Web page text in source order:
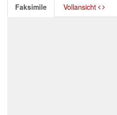
Faksimile Vollansicht